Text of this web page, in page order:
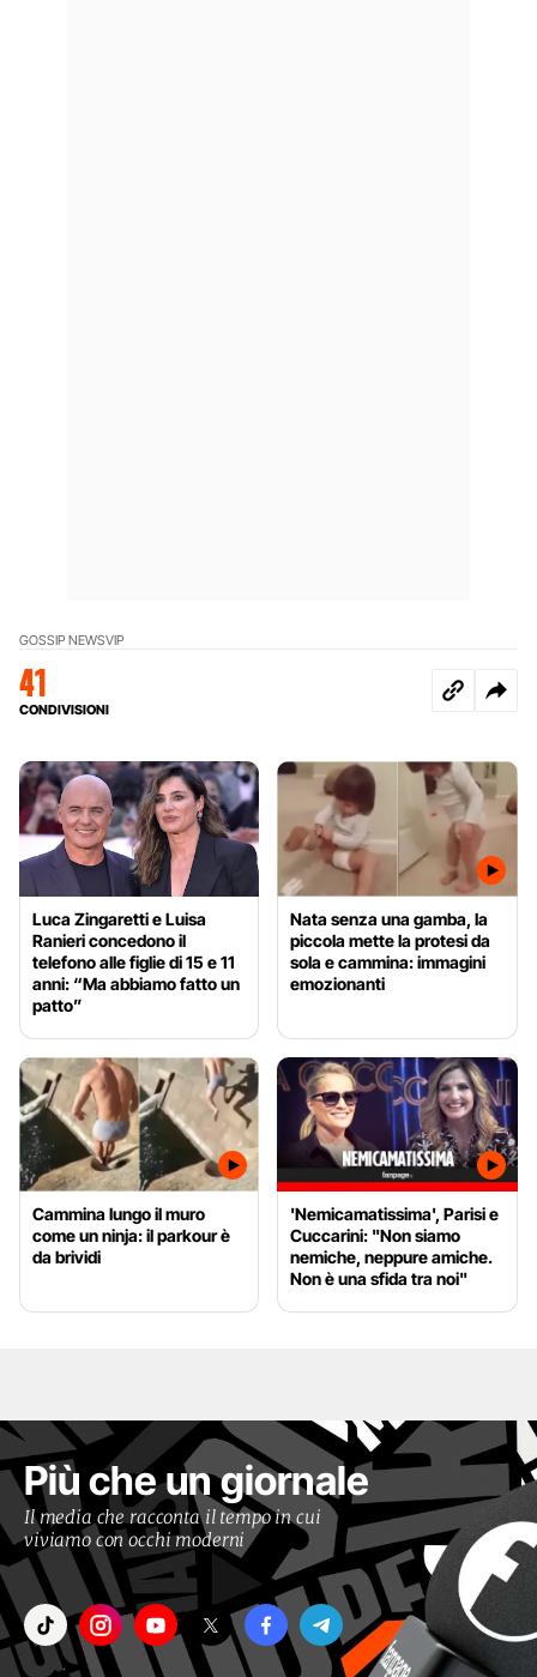
GOSSIP NEWSVIP
41
CONDIVISIONI
Luca Zingaretti e Luisa
Ranieri concedono il
telefono alle figlie di 15 e 11
anni: “Ma abbiamo fatto un
patto”
Nata senza una gamba, la
piccola mette la protesi da
sola e cammina: immagini
emozionanti
Cammina lungo il muro
come un ninja: il parkour è
da brividi
'Nemicamatissima', Parisi e
Cuccarini: "Non siamo
nemiche, neppure amiche.
Non è una sfida tra noi"
Più che un giornale
Il media che racconta il tempo in cui
viviamo con occhi moderni